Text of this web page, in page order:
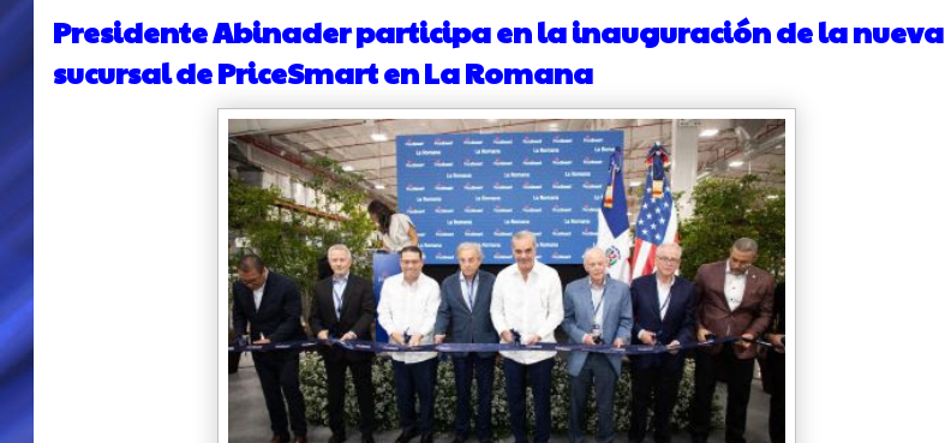
Presidente Abinader participa en la inauguración de la nueva
sucursal de PriceSmart en La Romana